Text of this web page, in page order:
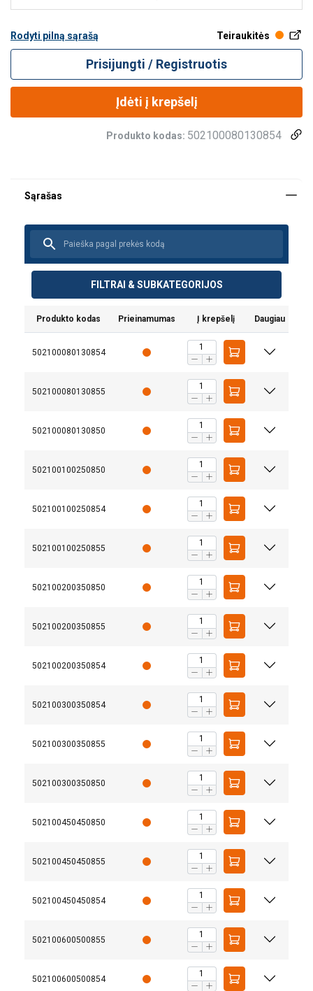
Rodyti pilną sąrašą Teiraukitės
Prisijungti / Registruotis
Įdėti į krepšelį
Produkto kodas: 502100080130854
FILTRAI & SUBKATEGORIJOS
Produkto kodas Prieinamumas Į krepšelį Daugiau
502100080130854
502100080130855
502100080130850
502100100250850
502100100250854
502100100250855
502100200350850
502100200350855
502100200350854
502100300350854
502100300350855
502100300350850
502100450450850
502100450450855
502100450450854
502100600500855
502100600500854